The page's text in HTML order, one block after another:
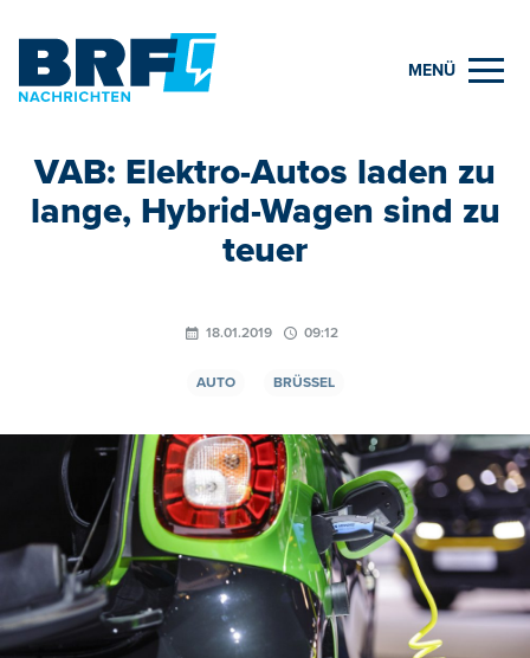
MENÜ
VAB: Elektro-Autos laden zu
lange, Hybrid-Wagen sind zu
teuer
18.01.2019 09:12
AUTO BRÜSSEL